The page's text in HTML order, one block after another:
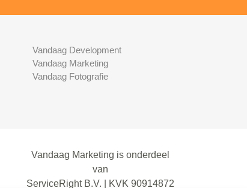
Vandaag Development
Vandaag Marketing
Vandaag Fotografie
Vandaag Marketing is onderdeel
van
ServiceRight B.V. | KVK 90914872